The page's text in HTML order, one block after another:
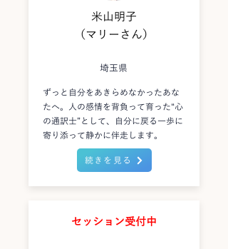
米山明子
（マリーさん）
埼玉県
ずっと自分をあきらめなかったあな
たへ。人の感情を背負って育った“心
の通訳士”として、自分に戻る一歩に
寄り添って静かに伴走します。
続きを見る
セッション受付中